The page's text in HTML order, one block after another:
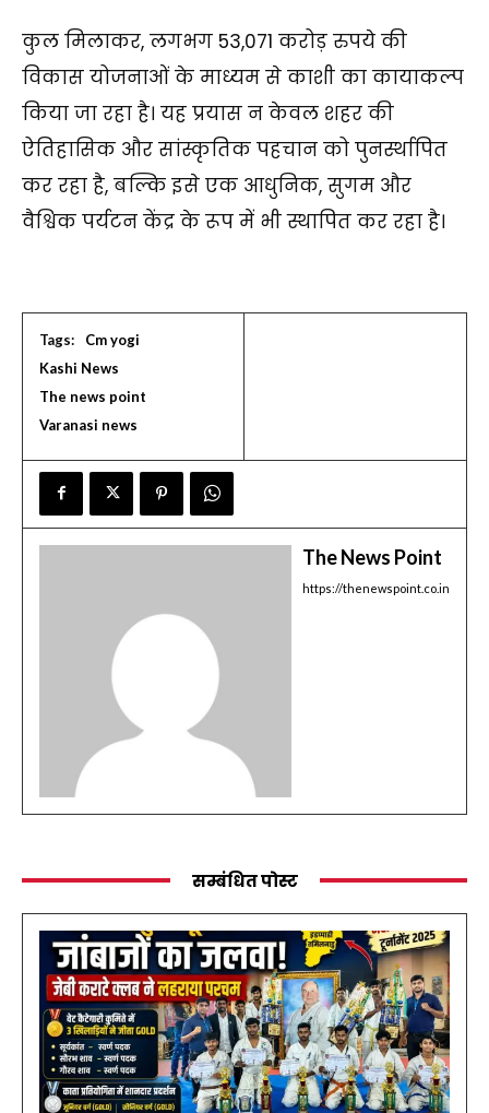
कुल मिलाकर, लगभग 53,071 करोड़ रुपये की
विकास योजनाओं के माध्यम से काशी का कायाकल्प
किया जा रहा है। यह प्रयास न केवल शहर की
ऐतिहासिक और सांस्कृतिक पहचान को पुनर्स्थापित
कर रहा है, बल्कि इसे एक आधुनिक, सुगम और
वैश्विक पर्यटन केंद्र के रूप में भी स्थापित कर रहा है।
Tags:
Cm yogi
Kashi News
The news point
Varanasi news
The News Point
https://thenewspoint.co.in
सम्बंधित पोस्ट